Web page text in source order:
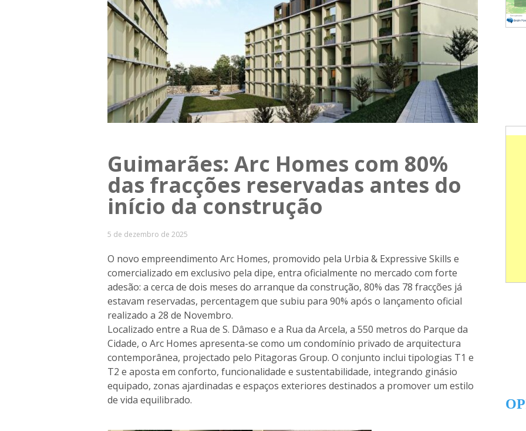
Guimarães: Arc Homes com 80%
das fracções reservadas antes do
início da construção
5 de dezembro de 2025
O novo empreendimento Arc Homes, promovido pela Urbia & Expressive Skills e
comercializado em exclusivo pela dipe, entra oficialmente no mercado com forte
adesão: a cerca de dois meses do arranque da construção, 80% das 78 fracções já
estavam reservadas, percentagem que subiu para 90% após o lançamento oficial
realizado a 28 de Novembro.
Localizado entre a Rua de S. Dâmaso e a Rua da Arcela, a 550 metros do Parque da
Cidade, o Arc Homes apresenta-se como um condomínio privado de arquitectura
contemporânea, projectado pelo Pitagoras Group. O conjunto inclui tipologias T1 e
T2 e aposta em conforto, funcionalidade e sustentabilidade, integrando ginásio
equipado, zonas ajardinadas e espaços exteriores destinados a promover um estilo
de vida equilibrado.